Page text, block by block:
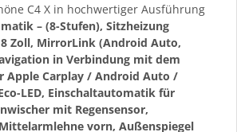
C4 X in hochwertiger Ausführung
– (8-Stufen), Sitzheizung
Zoll, MirrorLink (Android Auto,
in Verbindung mit dem
Apple Carplay / Android Auto /
LED, Einschaltautomatik für
mit Regensensor,
vorn, Außenspiegel